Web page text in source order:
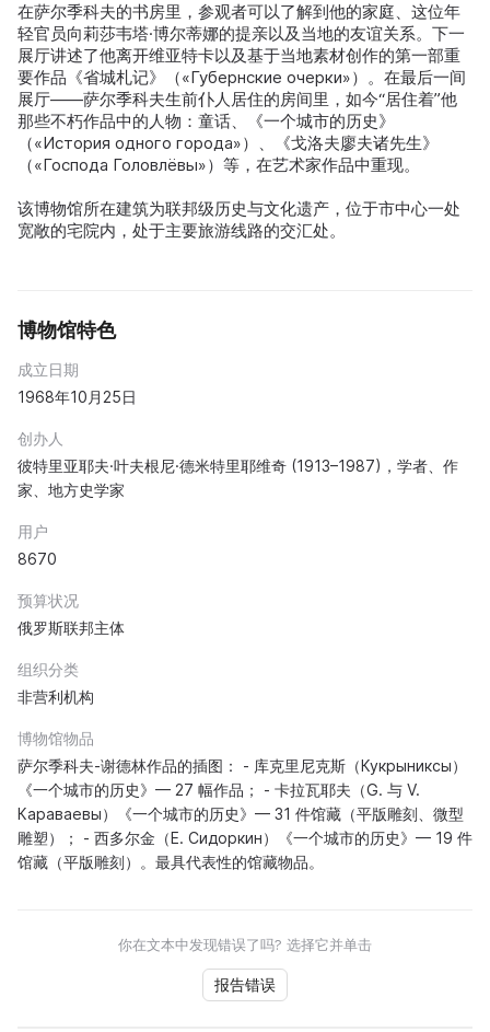
在萨尔季科夫的书房里，参观者可以了解到他的家庭、这位年
轻官员向莉莎韦塔·博尔蒂娜的提亲以及当地的友谊关系。下一
展厅讲述了他离开维亚特卡以及基于当地素材创作的第一部重
要作品《省城札记》（«Губернские очерки»）。在最后一间
展厅——萨尔季科夫生前仆人居住的房间里，如今“居住着”他
那些不朽作品中的人物：童话、《一个城市的历史》
（«История одного города»）、《戈洛夫廖夫诸先生》
（«Господа Головлёвы»）等，在艺术家作品中重现。
该博物馆所在建筑为联邦级历史与文化遗产，位于市中心一处
宽敞的宅院内，处于主要旅游线路的交汇处。
博物馆特色
成立日期
1968年10月25日
创办人
彼特里亚耶夫·叶夫根尼·德米特里耶维奇 (1913–1987)，学者、作
家、地方史学家
用户
8670
预算状况
俄罗斯联邦主体
组织分类
非营利机构
博物馆物品
萨尔季科夫-谢德林作品的插图： - 库克里尼克斯（Кукрыниксы）
《一个城市的历史》— 27 幅作品； - 卡拉瓦耶夫（G. 与 V.
Караваевы）《一个城市的历史》— 31 件馆藏（平版雕刻、微型
雕塑）； - 西多尔金（E. Сидоркин）《一个城市的历史》— 19 件
馆藏（平版雕刻）。最具代表性的馆藏物品。
你在文本中发现错误了吗? 选择它并单击
报告错误